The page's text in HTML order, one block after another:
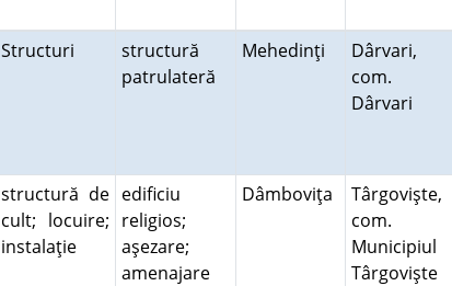
Structuri
structură
patrulateră
Mehedinţi
Dârvari,
com.
Dârvari
structură de
cult; locuire;
instalaţie
edificiu
religios;
aşezare;
amenajare
Dâmboviţa
Târgovişte,
com.
Municipiul
Târgovişte